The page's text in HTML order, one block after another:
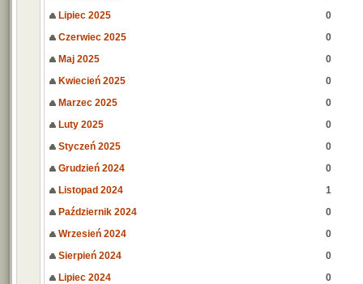
Lipiec 2025
0
Czerwiec 2025
0
Maj 2025
0
Kwiecień 2025
0
Marzec 2025
0
Luty 2025
0
Styczeń 2025
0
Grudzień 2024
0
Listopad 2024
1
Październik 2024
0
Wrzesień 2024
0
Sierpień 2024
0
Lipiec 2024
0